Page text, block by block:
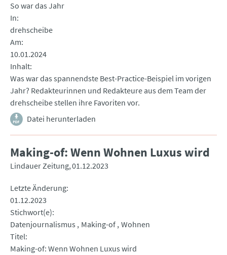
So war das Jahr
In
drehscheibe
Am
10.01.2024
Inhalt
Was war das spannendste Best-Practice-Beispiel im vorigen
Jahr? Redakteurinnen und Redakteure aus dem Team der
drehscheibe stellen ihre Favoriten vor.
Datei herunterladen
Making-of: Wenn Wohnen Luxus wird
Lindauer Zeitung 01.12.2023
Letzte Änderung
01.12.2023
Stichwort(e)
Datenjournalismus
Making-of Wohnen
Titel
Making-of: Wenn Wohnen Luxus wird